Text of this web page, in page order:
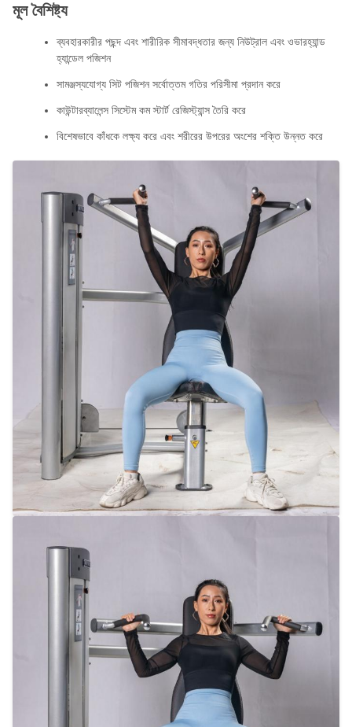
মূল বৈশিষ্ট্য
ব্যবহারকারীর পছন্দ এবং শারীরিক সীমাবদ্ধতার জন্য নিউট্রাল এবং ওভারহ্যান্ড
হ্যান্ডেল পজিশন
সামঞ্জস্যযোগ্য সিট পজিশন সর্বোত্তম গতির পরিসীমা প্রদান করে
কাউন্টারব্যালেন্স সিস্টেম কম স্টার্ট রেজিস্ট্যান্স তৈরি করে
বিশেষভাবে কাঁধকে লক্ষ্য করে এবং শরীরের উপরের অংশের শক্তি উন্নত করে